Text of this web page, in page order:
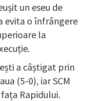
un eseu de
evita o înfrângere
la
a câștigat prin
(5-0), iar SCM
Rapidului.